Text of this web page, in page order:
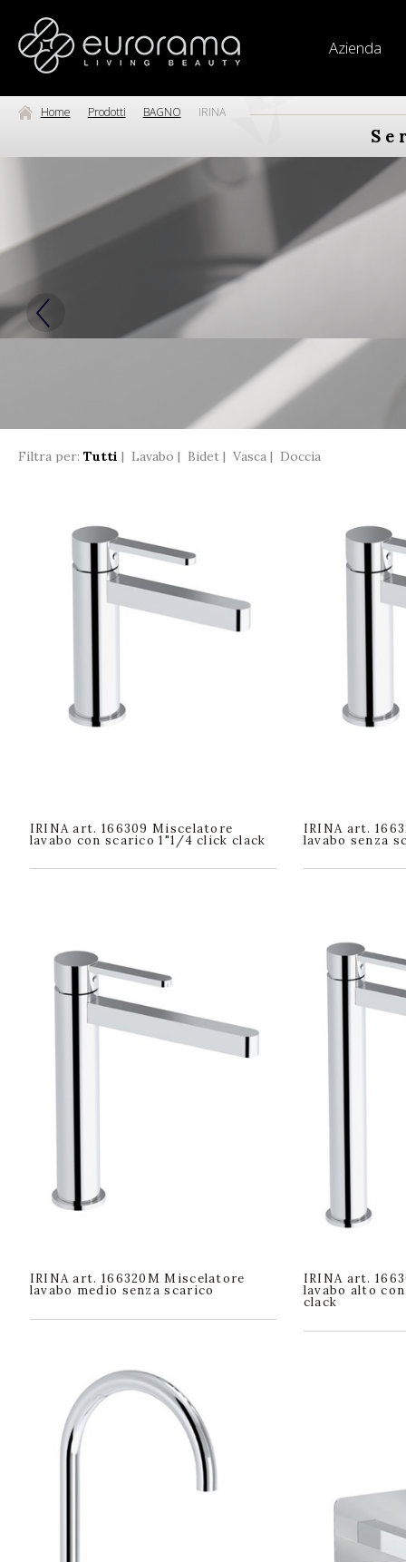
Azienda
Home Prodotti BAGNO IRINA
Filtra per: Tutti | Lavabo | Bidet| Vasca| Doccia
IRINA art. 166309 Miscelatore
lavabo con scarico 1"1/4 click clack
IRINA art.
lavabo senza
IRINA art. 166320M Miscelatore
lavabo medio senza scarico
IRINA art.
lavabo alto
clack